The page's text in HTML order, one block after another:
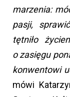
marzenia:
pasji,
tętniło
o zasięgu
konwentowi
mówi